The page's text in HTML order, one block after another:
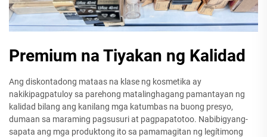
Premium na Tiyakan ng Kalidad
Ang diskontadong mataas na klase ng kosmetika ay
nakikipagpatuloy sa parehong matalinghagang pamantayan ng
kalidad bilang ang kanilang mga katumbas na buong presyo,
dumaan sa maraming pagsusuri at pagpapatotoo. Nabibigyang-
sapata ang mga produktong ito sa pamamagitan ng legítimong